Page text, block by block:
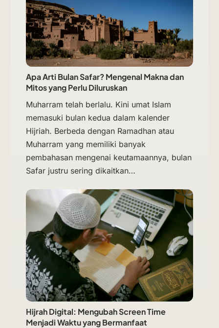
Apa Arti Bulan Safar? Mengenal Makna dan
Mitos yang Perlu Diluruskan
Muharram telah berlalu. Kini umat Islam
memasuki bulan kedua dalam kalender
Hijriah. Berbeda dengan Ramadhan atau
Muharram yang memiliki banyak
pembahasan mengenai keutamaannya, bulan
Safar justru sering dikaitkan…
Hijrah Digital: Mengubah Screen Time
Menjadi Waktu yang Bermanfaat